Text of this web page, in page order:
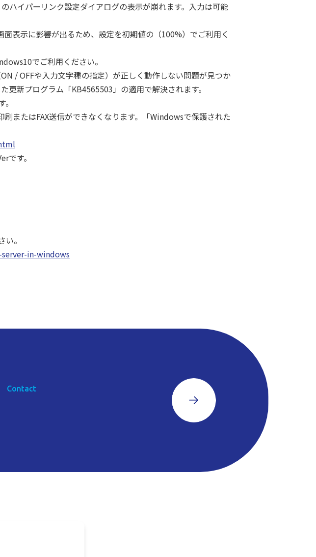
ハイパーリンク設定ダイアログの表示が崩れます。入力は可能
表示に影響が出るため、設定を初期値の（100%）でご利用く
でご利用ください。
/ OFFや入力文字種の指定）が正しく動作しない問題が見つか
新プログラム「KB4565503」の適用で解決されます。
またはFAX送信ができなくなります。「Windowsで保護された
です。
。
in-windows
Contact